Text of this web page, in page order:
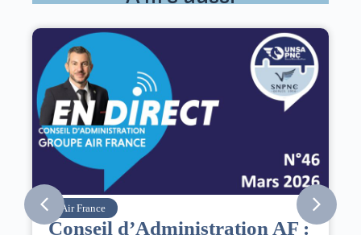
Air France
Conseil d’Administration AF :